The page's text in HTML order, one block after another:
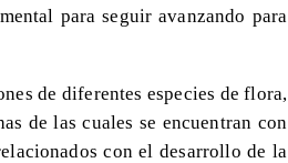
para seguir avanzando para
de diferentes especies de flora,
de las cuales se encuentran con
con el desarrollo de la